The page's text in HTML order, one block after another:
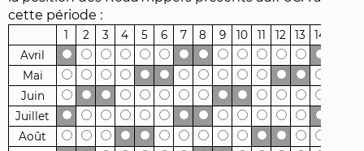
cette période :
1 2 3 4 5 6 7 8 9 10 11 12 13 14
Avril
Mai
Juin
Juillet
Août